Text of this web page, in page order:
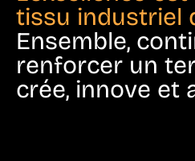
tissu industriel
Ensemble,
renforcer un
crée, innove et